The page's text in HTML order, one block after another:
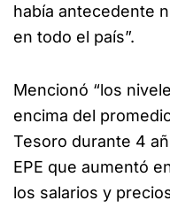
había antecedente
en todo el país”.
Mencionó “los
encima del
Tesoro durante 4
EPE que aumentó
los salarios y